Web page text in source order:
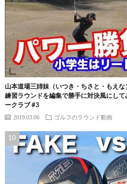
山本道場三姉妹（いつき・ちさと・もえ
練習ラウンドを編集で勝手に対決風にし
ークラブ #3
2019.03.06 ゴルフのラウンド動画